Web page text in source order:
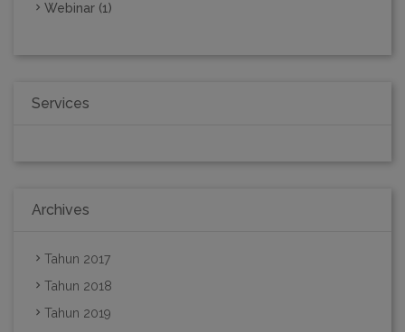
Webinar (1)
Services
Archives
Tahun 2017
Tahun 2018
Tahun 2019